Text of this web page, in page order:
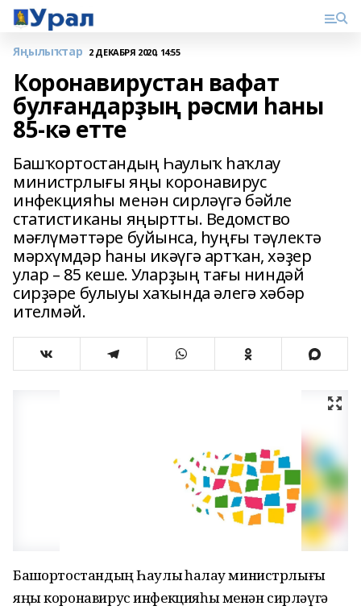
Яңылыҡтар 2 ДЕКАБРЯ 2020, 14:55
Коронавирустан вафат
булғандарҙың рәсми һаны
85-кә етте
Башҡортостандың Һаулыҡ һаҡлау
министрлығы яңы коронавирус
инфекцияһы менән сирләүгә бәйле
статистиканы яңыртты. Ведомство
мәғлүмәттәре буйынса, һуңғы тәүлектә
мәрхүмдәр һаны икәүгә артҡан, хәҙер
улар – 85 кеше. Уларҙың тағы ниндәй
сирҙәре булыуы хаҡында әлегә хәбәр
ителмәй.
Башҡортостандың Һаулыҡ һаҡлау министрлығы
яңы коронавирус инфекцияһы менән сирләүгә